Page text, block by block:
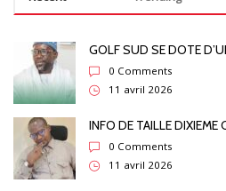
GOLF SUD SE DOTE
0 Comments
11 avril 2026
INFO DE TAILLE
0 Comments
11 avril 2026